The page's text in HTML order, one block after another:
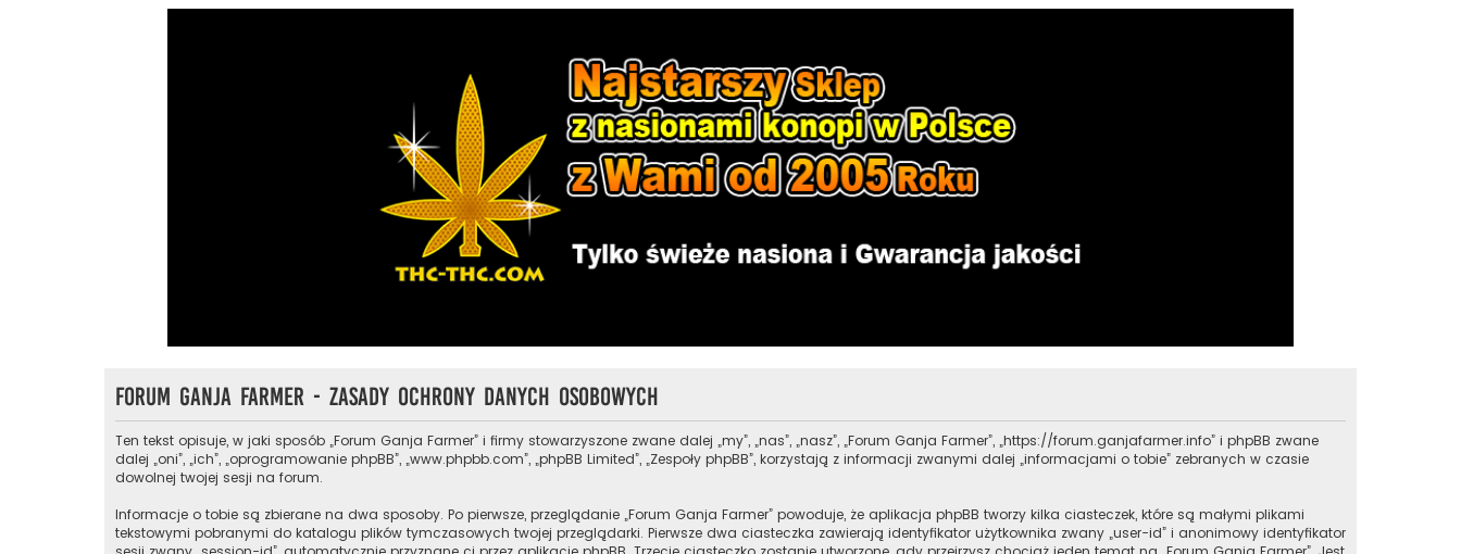
Forum Ganja Farmer - Zasady ochrony danych osobowych
Ten tekst opisuje, w jaki sposób „Forum Ganja Farmer” i firmy stowarzyszone zwane dalej „my”, „nas”, „nasz”, „Forum Ganja Farmer”, „https://forum.ganjafarmer.info” i phpBB zwane
dalej „oni”, „ich”, „oprogramowanie phpBB”, „www.phpbb.com”, „phpBB Limited”, „Zespoły phpBB”, korzystają z informacji zwanymi dalej „informacjami o tobie” zebranych w czasie
dowolnej twojej sesji na forum.
Informacje o tobie są zbierane na dwa sposoby. Po pierwsze, przeglądanie „Forum Ganja Farmer” powoduje, że aplikacja phpBB tworzy kilka ciasteczek, które są małymi plikami
tekstowymi pobranymi do katalogu plików tymczasowych twojej przeglądarki. Pierwsze dwa ciasteczka zawierają identyfikator użytkownika zwany „user-id” i anonimowy identyfikator